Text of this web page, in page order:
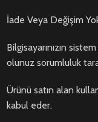
İade Veya Değişim
Bilgisayarınızın
olunuz sorumluluk
Ürünü satın alan
kabul eder.